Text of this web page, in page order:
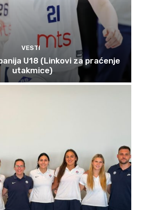
VESTI
U18 (Linkovi za praćenje
utakmice)